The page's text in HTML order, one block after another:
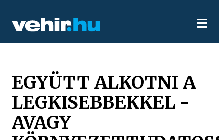
EGYÜTT ALKOTNI A
LEGKISEBBEKKEL -
AVAGY